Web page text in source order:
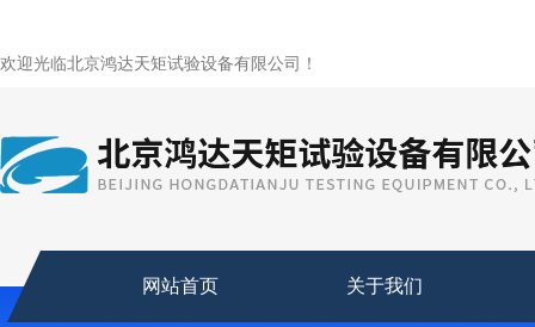
欢迎光临北京鸿达天矩试验设备有限公司！
网站首页 关于我们